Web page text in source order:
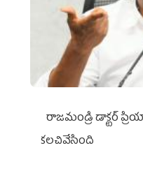
రాజమండ్రి డాక్టర్‌
కలచివేసింది